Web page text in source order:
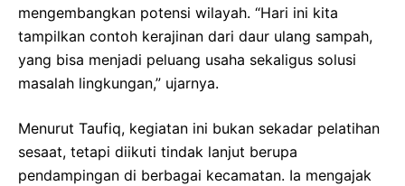
mengembangkan potensi wilayah. “Hari ini kita
tampilkan contoh kerajinan dari daur ulang sampah,
yang bisa menjadi peluang usaha sekaligus solusi
masalah lingkungan,” ujarnya.
Menurut Taufiq, kegiatan ini bukan sekadar pelatihan
sesaat, tetapi diikuti tindak lanjut berupa
pendampingan di berbagai kecamatan. Ia mengajak